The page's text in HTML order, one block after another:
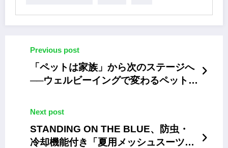
Previous post
「ペットは家族」から次のステージへ
──ウェルビーイングで変わるペットと
Next post
STANDING ON THE BLUE、防虫・
冷却機能付き「夏用メッシュスーツ」